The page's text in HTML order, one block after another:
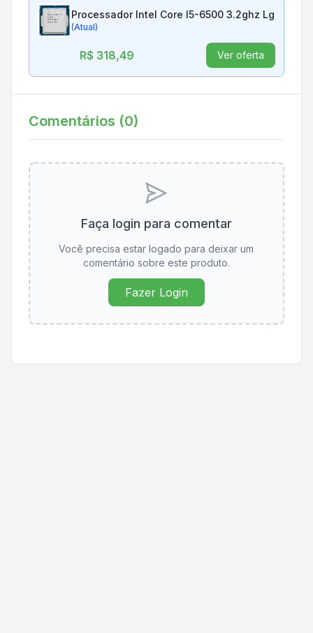
Processador Intel Core I5-6500 3.2ghz Lga 1151
(Atual)
R$ 318,49 Ver oferta
Comentários (0)
Faça login para comentar
Você precisa estar logado para deixar um
comentário sobre este produto.
Fazer Login